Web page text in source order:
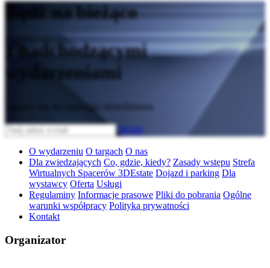
Bądź na bieżąco
z nadchodzącymi
wydarzeniami
Zapisz się do naszego newslettera
Wyślij
O wydarzeniu O targach O nas
Dla zwiedzających Co, gdzie, kiedy? Zasady wstępu Strefa
Wirtualnych Spacerów 3DEstate Dojazd i parking Dla
wystawcy Oferta Usługi
Regulaminy Informacje prasowe Pliki do pobrania Ogólne
warunki współpracy Polityka prywatności
Kontakt
Organizator